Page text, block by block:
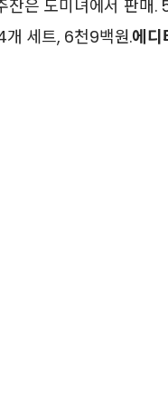
잔은 도미녀에서 판매.
개 세트, 6천9백원.에디